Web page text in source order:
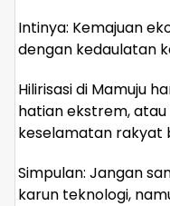
​Intinya: Kemajuan
dengan kedaulatan
Hilirisasi di Mamuju
hatian ekstrem,
keselamatan rakyat
​Simpulan: Jangan
karun teknologi,